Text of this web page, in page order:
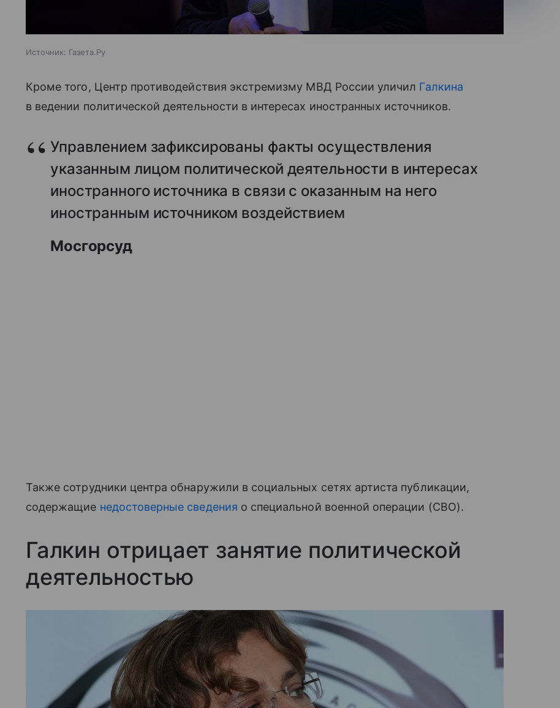
Источник: Газета.Ру
Кроме того, Центр противодействия экстремизму МВД России уличил Галкина
в ведении политической деятельности в интересах иностранных источников.
Управлением зафиксированы факты осуществления
указанным лицом политической деятельности в интересах
иностранного источника в связи с оказанным на него
иностранным источником воздействием
Мосгорсуд
Также сотрудники центра обнаружили в социальных сетях артиста публикации,
содержащие недостоверные сведения о специальной военной операции (СВО).
Галкин отрицает занятие политической
деятельностью